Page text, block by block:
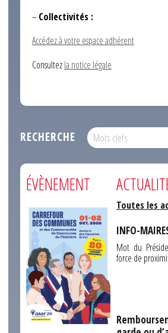
–Collectivités :
Accédez à votre espace adhérent
Consultezla notice légale
RECHERCHE
ÉVÈNEMENT
Toutes les
INFO-
Mot du
force de